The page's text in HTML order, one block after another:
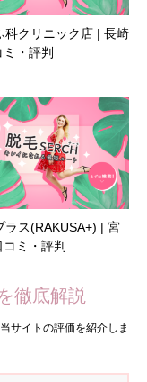
科クリニック店 | 長崎
・評判
ラス(RAKUSA+) | 宮
ミ・評判
徹底解説
サイトの評価を紹介しま